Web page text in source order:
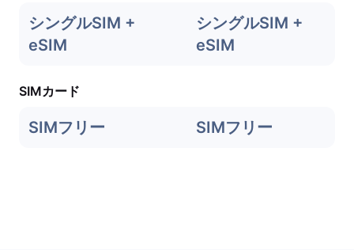
シングルSIM +
eSIM
シングルSIM +
eSIM
SIMカード
SIMフリー SIMフリー